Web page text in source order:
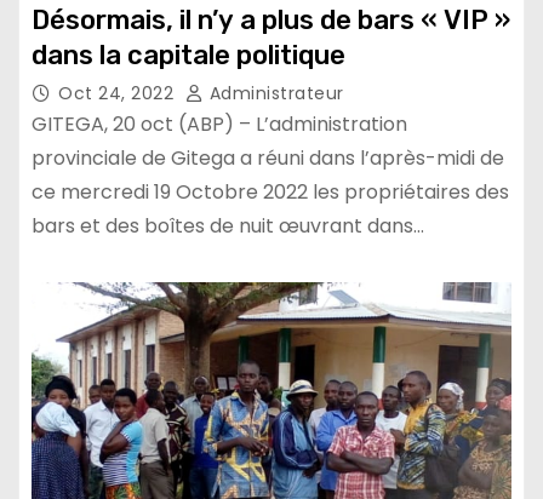
Désormais, il n’y a plus de bars « VIP »
dans la capitale politique
Oct 24, 2022 Administrateur
GITEGA, 20 oct (ABP) – L’administration
provinciale de Gitega a réuni dans l’après-midi de
ce mercredi 19 Octobre 2022 les propriétaires des
bars et des boîtes de nuit œuvrant dans…